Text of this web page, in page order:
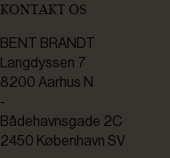
KONTAKT OS
BENT BRANDT
Langdyssen 7
8200 Aarhus N
-
Bådehavnsgade 2C
2450 København SV